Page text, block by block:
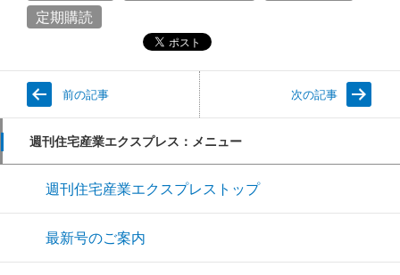
定期購読
前の記事 次の記事
週刊住宅産業エクスプレス：メニュー
週刊住宅産業エクスプレストップ
最新号のご案内